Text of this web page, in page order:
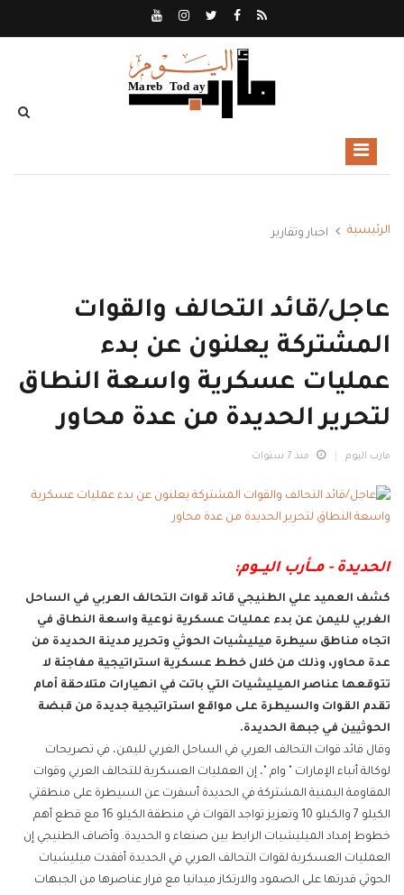
الرئيسية اخبار وتقارير
عاجل/قائد التحالف والقوات
المشتركة يعلنون عن بدء
عمليات عسكرية واسعة النطاق
لتحرير الحديدة من عدة محاور
مارب اليوم منذ 7 سنوات
الحديدة - مـــأرب اليـــوم:
كشف العميد علي الطنيجي قائد قوات التحالف العربي في الساحل
الغربي لليمن عن بدء عمليات عسكرية نوعية واسعة النطاق في
اتجاه مناطق سيطرة ميليشيات الحوثي وتحرير مدينة الحديدة من
عدة محاور، وذلك من خلال خطط عسكرية استراتيجية مفاجئة لا
تتوقعها عناصر الميليشيات التي باتت في انهيارات متلاحقة أمام
تقدم القوات والسيطرة على مواقع استراتيجية جديدة من قبضة
الحوثيين في جبهة الحديدة.
وقال قائد قوات التحالف العربي في الساحل الغربي لليمن، في تصريحات
لوكالة أنباء الإمارات " وام "، إن العمليات العسكرية للتحالف العربي وقوات
المقاومة اليمنية المشتركة في الحديدة أسفرت عن السيطرة على منطقتي
الكيلو 7 والكيلو 10 وتعزيز تواجد القوات في منطقة الكيلو 16 مع قطع أهم
خطوط إمداد الميليشيات الرابط بين صنعاء و الحديدة. وأضاف الطنيجي إن
العمليات العسكرية لقوات التحالف العربي في الحديدة أفقدت ميليشيات
الحوثي قدرتها على الصمود والارتكاز ميدانيا مع فرار عناصرها من الجبهات